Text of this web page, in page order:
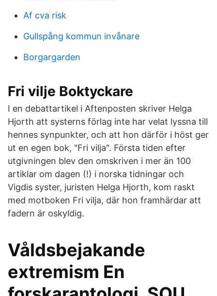
Af cva risk
Gullspång kommun invånare
Borgargarden
Fri vilje Boktyckare
I en debattartikel i Aftenposten skriver Helga
Hjorth att systerns förlag inte har velat lyssna till
hennes synpunkter, och att hon därför i höst ger
ut en egen bok, "Fri vilja". Första tiden efter
utgivningen blev den omskriven i mer än 100
artiklar om dagen (!) i norska tidningar och
Vigdis syster, juristen Helga Hjorth, kom raskt
med motboken Fri vilja, där hon framhärdar att
fadern är oskyldig.
Våldsbejakande
extremism En